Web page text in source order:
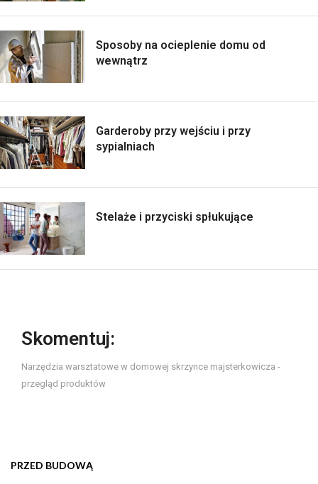
Sposoby na ocieplenie domu od
wewnątrz
Garderoby przy wejściu i przy
sypialniach
Stelaże i przyciski spłukujące
Skomentuj:
Narzędzia warsztatowe w domowej skrzynce majsterkowicza -
przegląd produktów
PRZED BUDOWĄ